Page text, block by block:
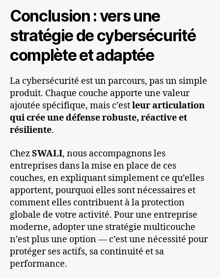
Conclusion : vers une
stratégie de cybersécurité
complète et adaptée
La cybersécurité est un parcours, pas un simple
produit. Chaque couche apporte une valeur
ajoutée spécifique, mais c’estleur articulation
qui crée une défense robuste, réactive et
résiliente.
ChezSWALI, nous accompagnons les
entreprises dans la mise en place de ces
couches, en expliquant simplement ce qu’elles
apportent, pourquoi elles sont nécessaires et
comment elles contribuent à la protection
globale de votre activité. Pour une entreprise
moderne, adopter une stratégie multicouche
n’est plus une option — c’est une nécessité pour
protéger ses actifs, sa continuité et sa
performance.